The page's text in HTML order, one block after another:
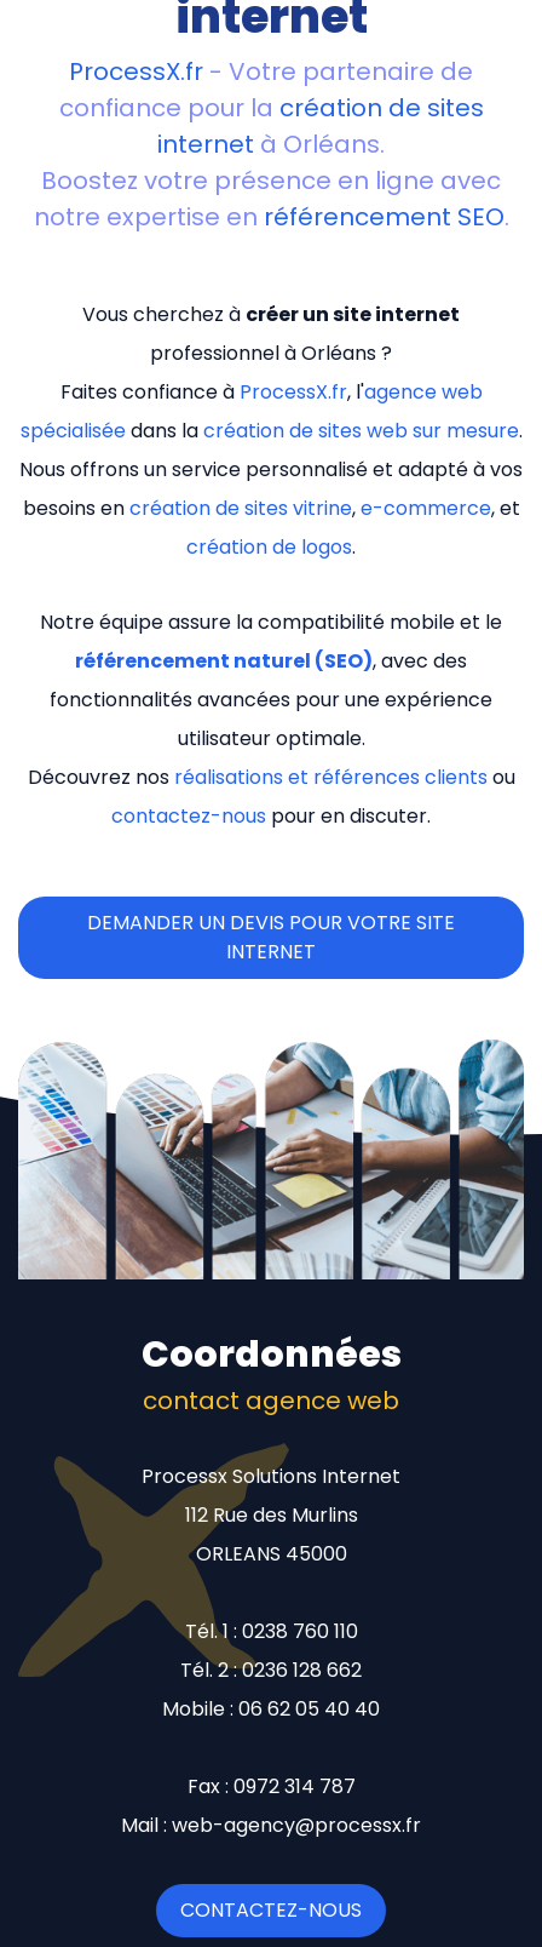
internet
ProcessX.fr - Votre partenaire de
confiance pour la création de sites
internet à Orléans.
Boostez votre présence en ligne avec
notre expertise en référencement SEO.
Vous cherchez à créer un site internet
professionnel à Orléans ?
Faites confiance à ProcessX.fr, l'agence web
spécialiséedans lacréation de sites web sur mesure.
Nous offrons un service personnalisé et adapté à vos
besoins encréation de sites vitrine,e-commerce, et
création de logos.
Notre équipe assure la compatibilité mobile et le
référencement naturel (SEO), avec des
fonctionnalités avancées pour une expérience
utilisateur optimale.
Découvrez nos réalisations et références clients ou
contactez-nous pour en discuter.
DEMANDER UN DEVIS POUR VOTRE SITE
INTERNET
Coordonnées
contact agence web
Processx Solutions Internet
112 Rue des Murlins
ORLEANS 45000
Tél. 1 : 0238 760 110
Tél. 2 : 0236 128 662
Mobile : 06 62 05 40 40
Fax : 0972 314 787
Mail : web-agency@processx.fr
CONTACTEZ-NOUS